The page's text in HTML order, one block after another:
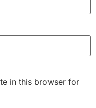
in this browser for